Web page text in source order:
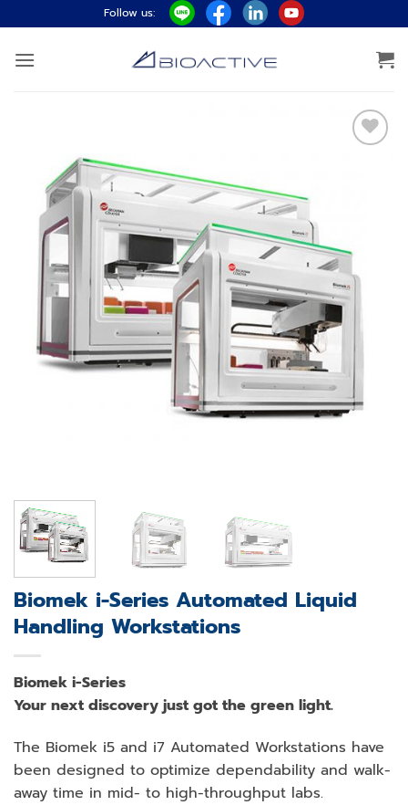
ไป
ยัง
Follow us:
Biomek i-Series Automated Liquid
Handling Workstations
Biomek i-Series
Your next discovery just got the green light.
The Biomek i5 and i7 Automated Workstations have
been designed to optimize dependability and walk-
away time in mid- to high-throughput labs.